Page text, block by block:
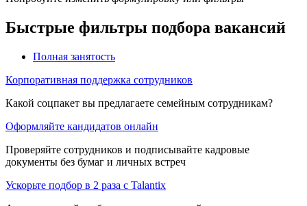
Быстрые фильтры подбора вакансий
Полная занятость
Корпоративная поддержка сотрудников
Какой соцпакет вы предлагаете семейным сотрудникам?
Оформляйте кандидатов онлайн
Проверяйте сотрудников и подписывайте кадровые
документы без бумаг и личных встреч
Ускорьте подбор в 2 раза с Talantix